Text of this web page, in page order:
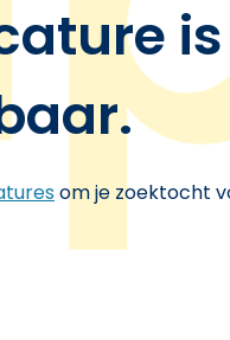
om je zoektocht